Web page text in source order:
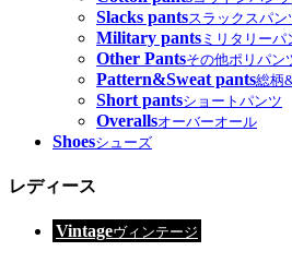
Slacks pantsスラックスパン
Military pants ミリタリーパ
Other Pantsその他ポリパン
Pattern&Sweat pants総柄
Short pantsショートパンツ
Overallsオーバーオール
Shoesシューズ
レディース
Vintageヴィンテージ